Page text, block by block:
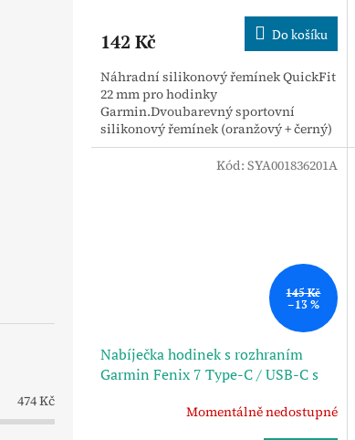
474Kč
142 Kč Do košíku
Náhradní silikonový řemínek QuickFit
22 mm pro hodinky
Garmin.Dvoubarevný sportovní
silikonový řemínek (oranžový + černý)
145 Kč
–13 %
Nabíječka hodinek s rozhraním
Garmin Fenix ​​7 Type-C / USB-C s
Momentálně nedostupné
Kód: SYA001836201A